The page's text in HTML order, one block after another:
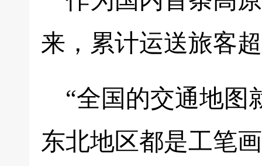
来，累计运送旅客
“全国的交通地图
东北地区都是工笔